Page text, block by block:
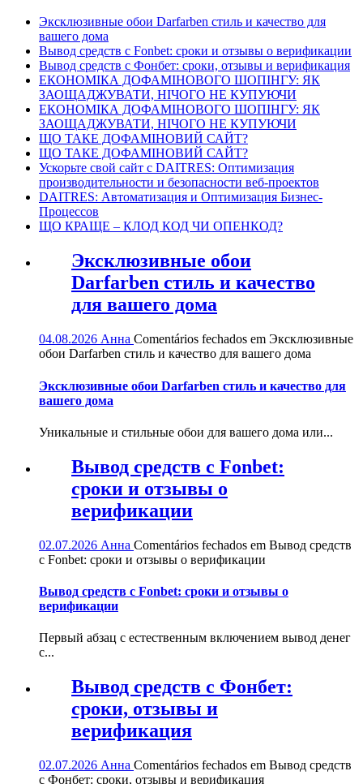
Эксклюзивные обои Darfarben стиль и качество для
вашего дома
Вывод средств с Fonbet: сроки и отзывы о верификации
Вывод средств с Фонбет: сроки, отзывы и верификация
ЕКОНОМІКА ДОФАМІНОВОГО ШОПІНГУ: ЯК
ЗАОЩАДЖУВАТИ, НІЧОГО НЕ КУПУЮЧИ
ЕКОНОМІКА ДОФАМІНОВОГО ШОПІНГУ: ЯК
ЗАОЩАДЖУВАТИ, НІЧОГО НЕ КУПУЮЧИ
ЩО ТАКЕ ДОФАМІНОВИЙ САЙТ?
ЩО ТАКЕ ДОФАМІНОВИЙ САЙТ?
Ускорьте свой сайт с DAITRES: Оптимизация
производительности и безопасности веб-проектов
DAITRES: Автоматизация и Оптимизация Бизнес-
Процессов
ЩО КРАЩЕ – КЛОД КОД ЧИ ОПЕНКОД?
Эксклюзивные обои
Darfarben стиль и качество
для вашего дома
04.08.2026 Анна Comentários fechados em Эксклюзивные
обои Darfarben стиль и качество для вашего дома
Эксклюзивные обои Darfarben стиль и качество для
вашего дома
Уникальные и стильные обои для вашего дома или...
Вывод средств с Fonbet:
сроки и отзывы о
верификации
02.07.2026 Анна Comentários fechados em Вывод средств
с Fonbet: сроки и отзывы о верификации
Вывод средств с Fonbet: сроки и отзывы о
верификации
Первый абзац с естественным включением вывод денег
с...
Вывод средств с Фонбет:
сроки, отзывы и
верификация
02.07.2026 Анна Comentários fechados em Вывод средств
с Фонбет: сроки, отзывы и верификация